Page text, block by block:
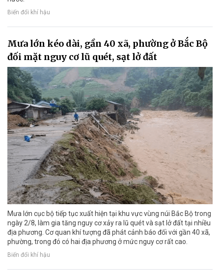
Biến đổi khí hậu
Mưa lớn kéo dài, gần 40 xã, phường ở Bắc Bộ
đối mặt nguy cơ lũ quét, sạt lở đất
Mưa lớn cục bộ tiếp tục xuất hiện tại khu vực vùng núi Bắc Bộ trong
ngày 2/8, làm gia tăng nguy cơ xảy ra lũ quét và sạt lở đất tại nhiều
địa phương. Cơ quan khí tượng đã phát cảnh báo đối với gần 40 xã,
phường, trong đó có hai địa phương ở mức nguy cơ rất cao.
Biến đổi khí hậu